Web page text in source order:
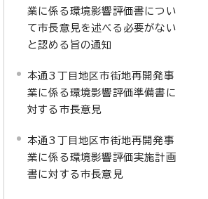
業に係る環境影響評価書につい
て市長意見を述べる必要がない
と認める旨の通知
本通3丁目地区市街地再開発事
業に係る環境影響評価準備書に
対する市長意見
本通3丁目地区市街地再開発事
業に係る環境影響評価実施計画
書に対する市長意見